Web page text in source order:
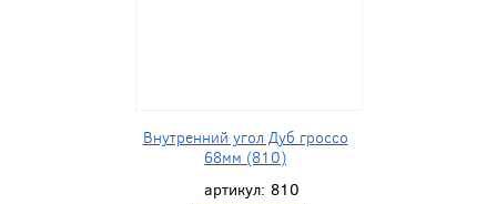
Внутренний угол Дуб гроссо
68мм (810)
артикул: 810